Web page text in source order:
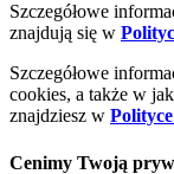
Szczegółowe
znajdują się w
Szczegółowe
cookies, a także w
znajdziesz w
Cenimy Twoją